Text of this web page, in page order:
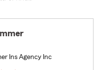
Ins Agency Inc